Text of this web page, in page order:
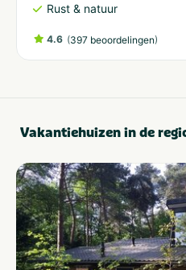
Rust & natuur
4.6 (397 beoordelingen)
Vakantiehuizen in de